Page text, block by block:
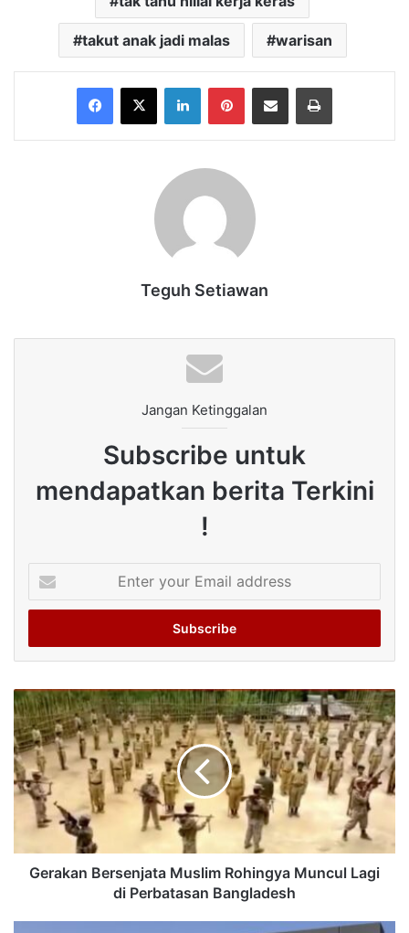
takut anak jadi malas warisan
Facebook
X LinkedInPinterestShare via Email Print
Teguh Setiawan
Jangan Ketinggalan
Subscribe untuk
mendapatkan berita Terkini
!
your
Email
Gerakan Bersenjata Muslim Rohingya Muncul Lagi
di Perbatasan Bangladesh